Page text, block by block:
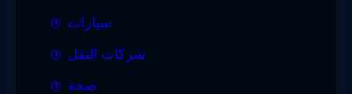
سيارات
شركات النقل
صحة